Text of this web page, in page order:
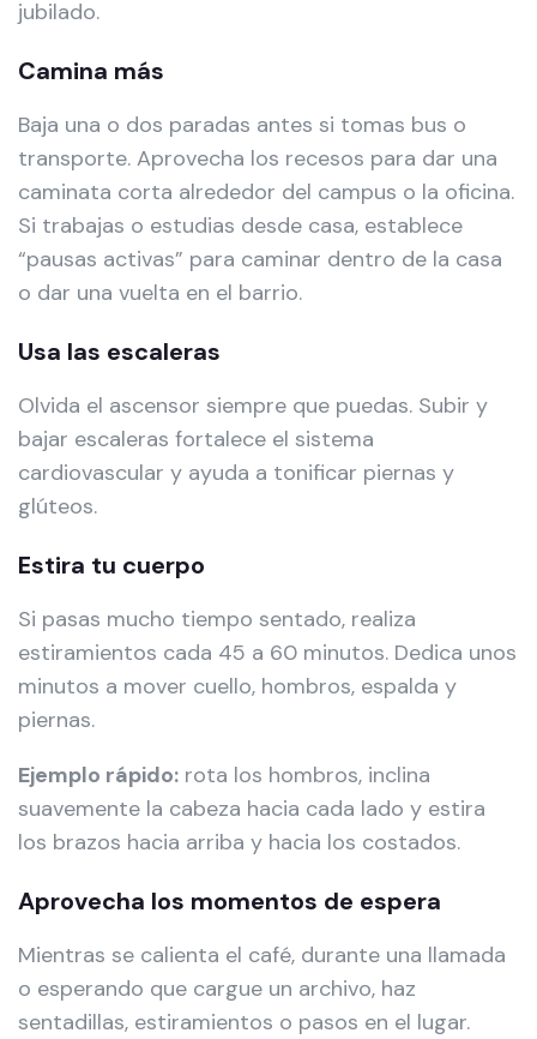
jubilado.
Camina más
Baja una o dos paradas antes si tomas bus o
transporte. Aprovecha los recesos para dar una
caminata corta alrededor del campus o la oficina.
Si trabajas o estudias desde casa, establece
“pausas activas” para caminar dentro de la casa
o dar una vuelta en el barrio.
Usa las escaleras
Olvida el ascensor siempre que puedas. Subir y
bajar escaleras fortalece el sistema
cardiovascular y ayuda a tonificar piernas y
glúteos.
Estira tu cuerpo
Si pasas mucho tiempo sentado, realiza
estiramientos cada 45 a 60 minutos. Dedica unos
minutos a mover cuello, hombros, espalda y
piernas.
Ejemplo rápido: rota los hombros, inclina
suavemente la cabeza hacia cada lado y estira
los brazos hacia arriba y hacia los costados.
Aprovecha los momentos de espera
Mientras se calienta el café, durante una llamada
o esperando que cargue un archivo, haz
sentadillas, estiramientos o pasos en el lugar.